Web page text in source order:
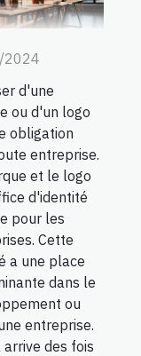
2024
d'une
ou d'un logo
obligation
entreprise.
et le logo
d'identité
pour les
Cette
a une place
dans le
ou
entreprise.
arrive des fois